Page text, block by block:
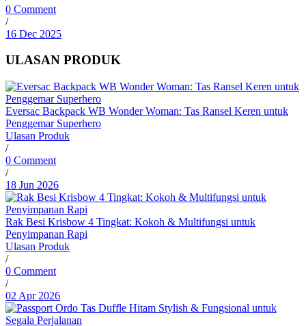
0 Comment
/
16 Dec 2025
ULASAN PRODUK
Eversac Backpack WB Wonder Woman: Tas Ransel Keren untuk
Penggemar Superhero
Ulasan Produk
/
0 Comment
/
18 Jun 2026
Rak Besi Krisbow 4 Tingkat: Kokoh & Multifungsi untuk
Penyimpanan Rapi
Ulasan Produk
/
0 Comment
/
02 Apr 2026